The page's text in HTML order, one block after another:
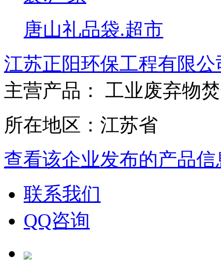
唐山礼品袋.超市
江苏正阳环保工程有限公
主营产品： 工业废弃物
所在地区：江苏省
查看该企业发布的产品信
联系我们
QQ咨询